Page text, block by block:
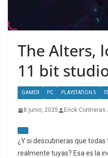
The Alters,
11 bit
GAMER PC PLAYSTATION 5
8 junio, 2025 Erick Contreras
¿Y si descubrieras que
realmente tuyas? Esa es la